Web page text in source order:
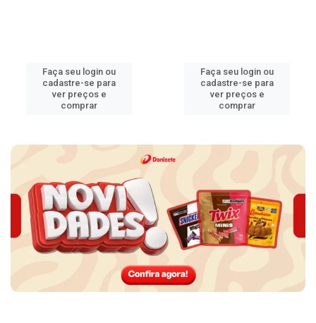
Faça seu login ou
cadastre-se para
ver preços e
comprar
Faça seu login ou
cadastre-se para
ver preços e
comprar